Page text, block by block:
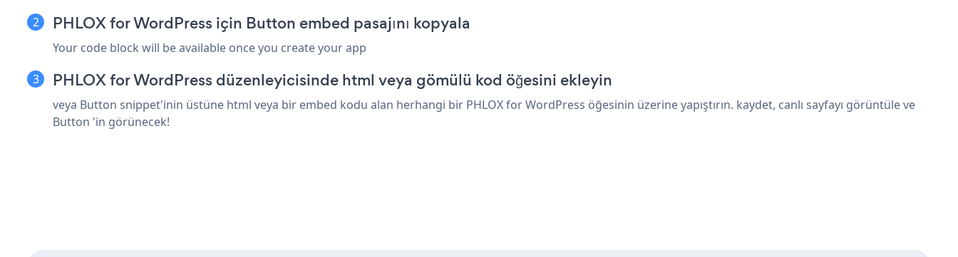
PHLOX for WordPress için Button embed pasajını kopyala
Your code block will be available once you create your app
PHLOX for WordPress düzenleyicisinde html veya gömülü kod öğesini ekleyin
veya Button snippet'inin üstüne html veya bir embed kodu alan herhangi bir PHLOX for WordPress öğesinin üzerine yapıştırın. kaydet, canlı sayfayı görüntüle ve
Button 'in görünecek!